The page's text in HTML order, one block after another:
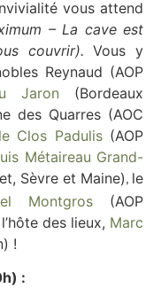
vous attend
– La cave est
couvrir).Vous y
Reynaud (AOP
Jaron (Bordeaux
des Quarres (AOC
le Clos Padulis(AOP
Métaireau Grand-
Sèvre et Maine), le
Montgros (AOP
des lieux, Marc
!
: